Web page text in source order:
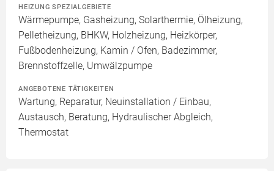
HEIZUNG SPEZIALGEBIETE
Wärmepumpe, Gasheizung, Solarthermie, Ölheizung,
Pelletheizung, BHKW, Holzheizung, Heizkörper,
Fußbodenheizung, Kamin / Ofen, Badezimmer,
Brennstoffzelle, Umwälzpumpe
ANGEBOTENE TÄTIGKEITEN
Wartung, Reparatur, Neuinstallation / Einbau,
Austausch, Beratung, Hydraulischer Abgleich,
Thermostat